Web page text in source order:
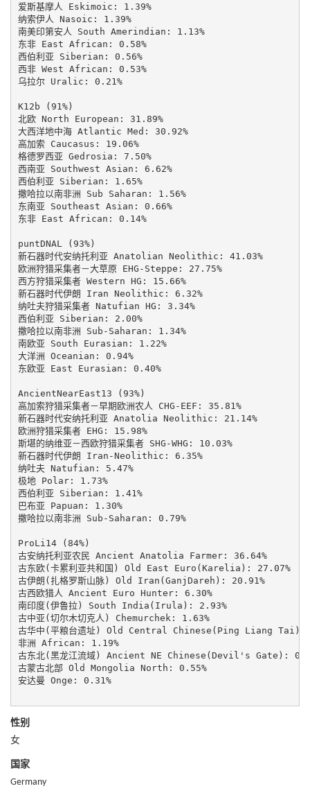
爱斯基摩人 Eskimoic: 1.39%
纳索伊人 Nasoic: 1.39%
南美印第安人 South Amerindian: 1.13%
东非 East African: 0.58%
西伯利亚 Siberian: 0.56%
西非 West African: 0.53%
乌拉尔 Uralic: 0.21%
K12b (91%)
北欧 North European: 31.89%
大西洋地中海 Atlantic Med: 30.92%
高加索 Caucasus: 19.06%
格德罗西亚 Gedrosia: 7.50%
西南亚 Southwest Asian: 6.62%
西伯利亚 Siberian: 1.65%
撒哈拉以南非洲 Sub Saharan: 1.56%
东南亚 Southeast Asian: 0.66%
东非 East African: 0.14%
puntDNAL (93%)
新石器时代安纳托利亚 Anatolian Neolithic: 41.03%
欧洲狩猎采集者－大草原 EHG-Steppe: 27.75%
西方狩猎采集者 Western HG: 15.66%
新石器时代伊朗 Iran Neolithic: 6.32%
纳吐夫狩猎采集者 Natufian HG: 3.34%
西伯利亚 Siberian: 2.00%
撒哈拉以南非洲 Sub-Saharan: 1.34%
南欧亚 South Eurasian: 1.22%
大洋洲 Oceanian: 0.94%
东欧亚 East Eurasian: 0.40%
AncientNearEast13 (93%)
高加索狩猎采集者－早期欧洲农人 CHG-EEF: 35.81%
新石器时代安纳托利亚 Anatolia Neolithic: 21.14%
欧洲狩猎采集者 EHG: 15.98%
斯堪的纳维亚－西欧狩猎采集者 SHG-WHG: 10.03%
新石器时代伊朗 Iran-Neolithic: 6.35%
纳吐夫 Natufian: 5.47%
极地 Polar: 1.73%
西伯利亚 Siberian: 1.41%
巴布亚 Papuan: 1.30%
撒哈拉以南非洲 Sub-Saharan: 0.79%
ProLi14 (84%)
古安纳托利亚农民 Ancient Anatolia Farmer: 36.64%
古东欧(卡累利亚共和国) Old East Euro(Karelia): 27.07%
古伊朗(扎格罗斯山脉) Old Iran(GanjDareh): 20.91%
古西欧猎人 Ancient Euro Hunter: 6.30%
南印度(伊鲁拉) South India(Irula): 2.93%
古中亚(切尔木切克人) Chemurchek: 1.63%
古华中(平粮台遗址) Old Central Chinese(Ping Liang Tai):
非洲 African: 1.19%
古东北(黑龙江流域) Ancient NE Chinese(Devil's Gate):
古蒙古北部 Old Mongolia North: 0.55%
安达曼 Onge: 0.31%
性别
女
国家
Germany